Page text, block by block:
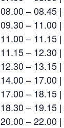
08.00 – 08.45
09.30 – 11.00
11.00 – 11.15
11.15 – 12.30
12.30 – 13.15
14.00 – 17.00
17.00 – 18.15
18.30 – 19.15
20.00 – 22.00